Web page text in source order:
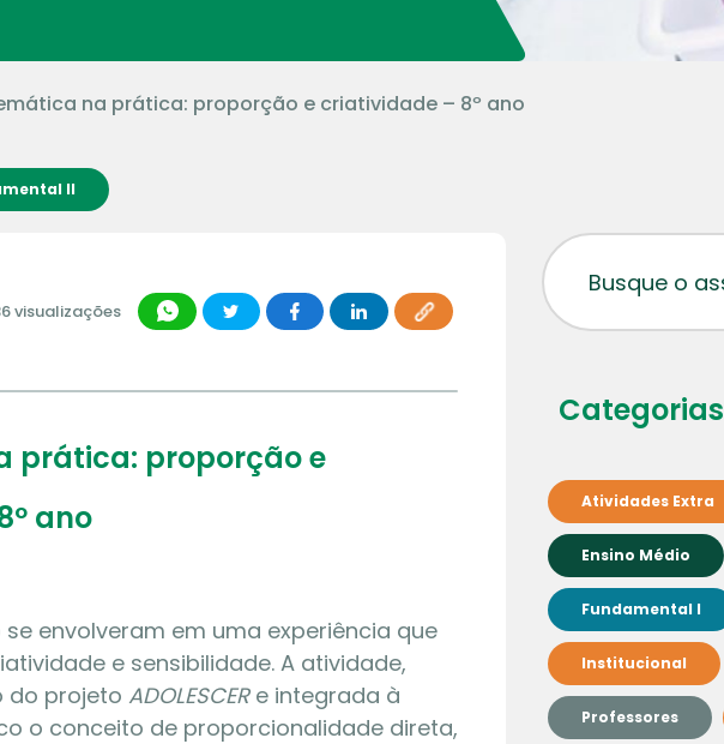
na prática: proporção e criatividade – 8º ano
II
visualizações
prática: proporção e
ano
se envolveram em uma experiência que
e sensibilidade. A atividade,
do projeto ADOLESCERe integrada à
o conceito de proporcionalidade direta,
Categorias
Atividades Extra
Ensino Médio
Fundamental I
Institucional
Professores